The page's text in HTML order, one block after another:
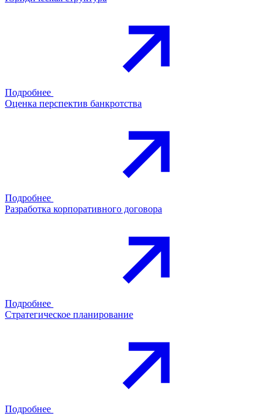
Подробнее
Оценка перспектив банкротства
Подробнее
Разработка корпоративного договора
Подробнее
Стратегическое планирование
Подробнее